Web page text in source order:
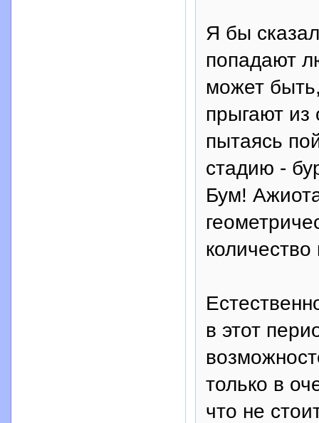
Я бы
попадают
может
прыгают
пытаясь
стадию -
Бум!
количество
в этот
только в
что не